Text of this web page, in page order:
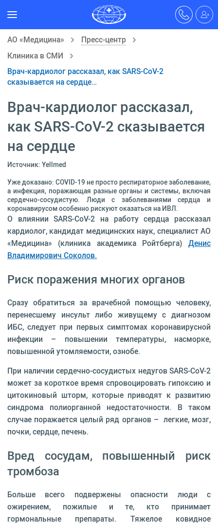
АО «Медицина»
Пресс-центр
Клиника в СМИ
Врач-кардиолог рассказал, как SARS-CoV-2
сказывается на сердце…
Врач-кардиолог рассказал,
как SARS-CoV-2 сказывается
на сердце
Источник: Yellmed
Уже доказано: COVID-19 не просто респираторное заболевание,
а инфекция, поражающая разные органы и системы, включая
сердечно-сосудистую. Люди с заболеваниями сердца и
коронавирусом особенно рискуют оказаться на ИВЛ.
О влиянии SARS-CoV-2 на работу сердца рассказал
кардиолог, кандидат медицинских наук, специалист АО
«Медицина» (клиника академика Ройтберга) Денис
Владимирович Соколов.
Риск поражения многих органов
Сразу обратиться за врачебной помощью человеку,
перенесшему инсульт либо живущему с диагнозом
ИБС, следует при первых симптомах коронавирусной
инфекции – повышении температуры, насморке,
повышенной утомляемости, ознобе.
При наличии сердечно-сосудистых недугов SARS-CoV-2
может за короткое время спровоцировать гипоксию и
цитокиновый шторм, которые приводят к развитию
синдрома полиорганной недостаточности. В таком
случае поражается целый ряд органов – легкие, мозг,
почки, сердце, печень.
Вред сосудам, повышенный риск
тромбоза
Больше всего подвержены опасности люди с
ожирением, пожилые и те, кто принимает
гормональные препараты. Тяжелое ковидное